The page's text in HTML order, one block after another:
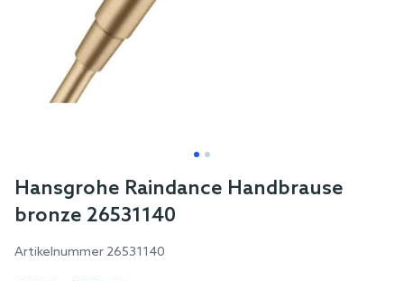
Skip
to
beginning
Hansgrohe Raindance Handbrause
bronze 26531140
Artikelnummer 26531140